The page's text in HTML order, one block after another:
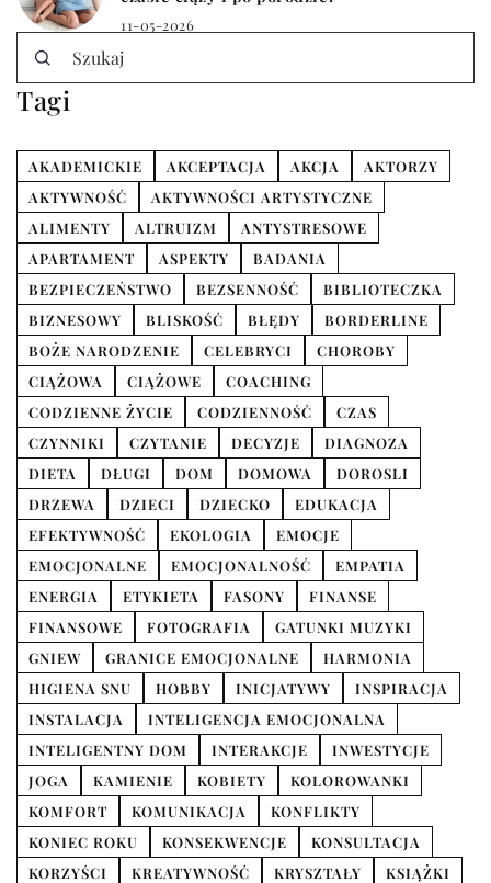
11-05-2026
Tagi
AKADEMICKIE AKCEPTACJA AKCJA
AKTORZY
AKTYWNOŚĆ
AKTYWNOŚCI ARTYSTYCZNE
ALIMENTY
ALTRUIZM
ANTYSTRESOWE
APARTAMENT
ASPEKTY
BADANIA
BEZPIECZEŃSTWO
BEZSENNOŚĆ
BIBLIOTECZKA
BIZNESOWY
BLISKOŚĆ BŁĘDY
BORDERLINE
BOŻE NARODZENIE
CELEBRYCI
CHOROBY
CIĄŻOWA
CIĄŻOWE
COACHING
CODZIENNE ŻYCIE
CODZIENNOŚĆ
CZAS
CZYNNIKI
CZYTANIE DECYZJE
DIAGNOZA
DIETA
DŁUGI DOM DOMOWA
DOROSLI
DRZEWA
DZIECI DZIECKO
EDUKACJA
EFEKTYWNOŚĆ
EKOLOGIA
EMOCJE
EMOCJONALNE
EMOCJONALNOŚĆ
EMPATIA
ENERGIA
ETYKIETA FASONY
FINANSE
FINANSOWE
FOTOGRAFIA
GATUNKI MUZYKI
GNIEW
GRANICE EMOCJONALNE
HARMONIA
HIGIENA SNU
HOBBY INICJATYWY
INSPIRACJA
INSTALACJA
INTELIGENCJA EMOCJONALNA
INTELIGENTNY DOM
INTERAKCJE
INWESTYCJE
JOGA
KAMIENIE KOBIETY
KOLOROWANKI
KOMFORT
KOMUNIKACJA
KONFLIKTY
KONIEC ROKU
KONSEKWENCJE
KONSULTACJA
KORZYŚCI
KREATYWNOŚĆ KRYSZTAŁY
KSIĄŻKI